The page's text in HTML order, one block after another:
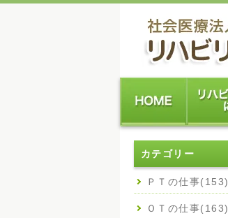
カテゴリー
ＰＴの仕事(153)
ＯＴの仕事(163)